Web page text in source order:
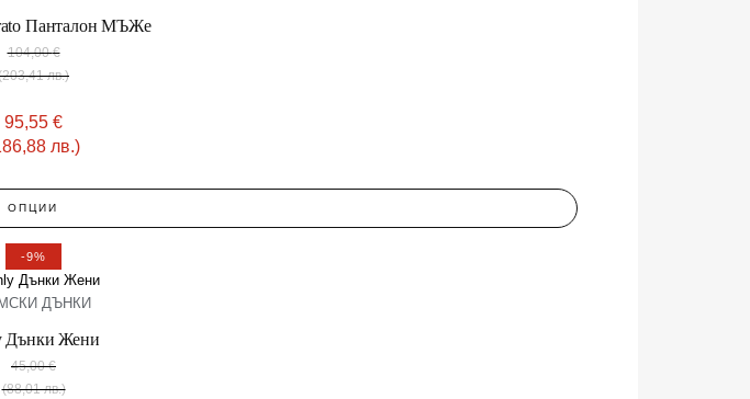
Панталон МЪЖe
104,00€
лв.)
95,55 €
лв.)
ОПЦИИ
-9%
ДЪНКИ
Дънки Жени
45,00€
(88,01 лв.)